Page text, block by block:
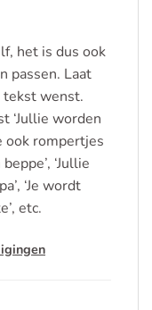
het is dus ook
passen. Laat
tekst wenst.
‘Jullie worden
ook rompertjes
‘Jullie
‘Je wordt
etc.